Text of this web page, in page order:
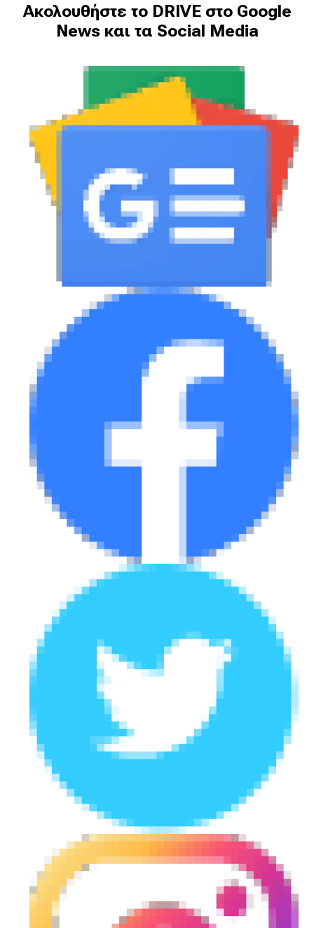
Ακολουθήστε το DRIVE στο Google
News και τα Social Media